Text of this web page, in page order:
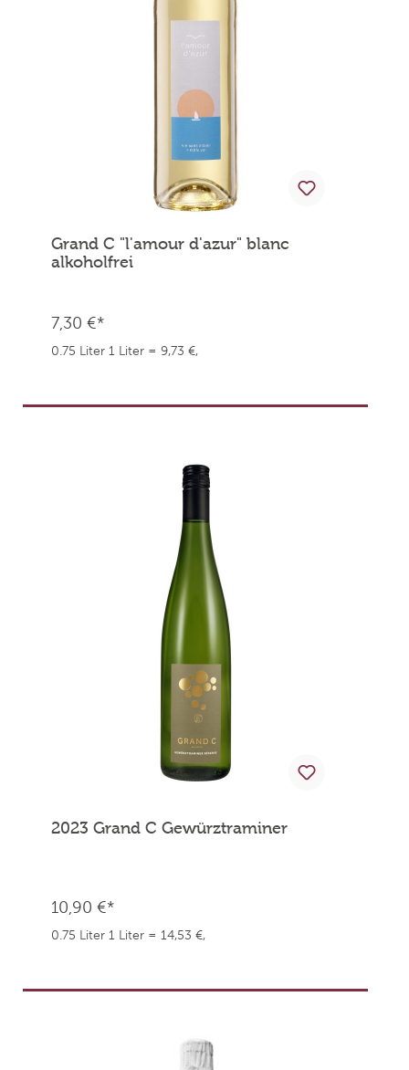
Grand C "l'amour d'azur" blanc
alkoholfrei
7,30 €*
0.75 Liter 1 Liter = 9,73 €,
2023 Grand C Gewürztraminer
10,90 €*
0.75 Liter 1 Liter = 14,53 €,